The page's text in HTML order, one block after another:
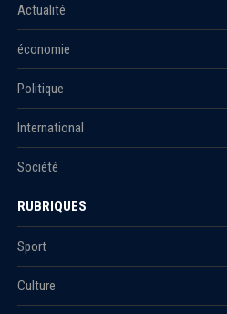
Actualité
économie
Politique
International
Société
RUBRIQUES
Sport
Culture